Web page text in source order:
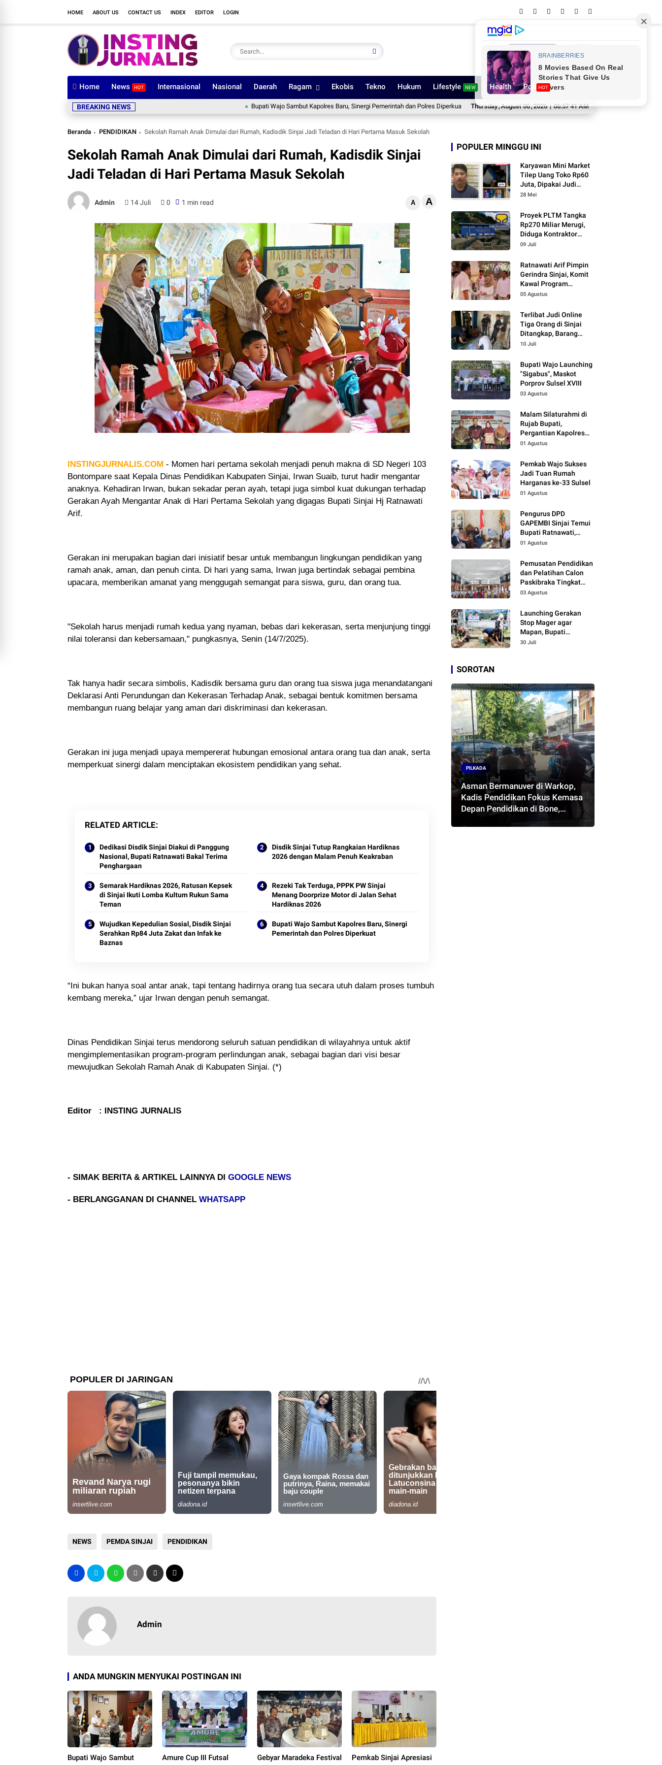
HOME ABOUT US CONTACT US INDEX EDITOR LOGIN
Network
Home News HOT Internasional Nasional Daerah Ragam Ekobis Tekno Hukum Lifestyle NEW Health Poll HOT
Thursday,August 06,2026|06:57 42 AM
BREAKING NEWS Bupati Wajo Sambut Kapolres Baru, Sinergi Pemerintah dan Polres Diperkuat Amure Cup III Futsal Competition 2026 Bergulir, Pemkab Sinjai Dukung
Beranda PENDIDIKAN Sekolah Ramah Anak Dimulai dari Rumah, Kadisdik Sinjai Jadi Teladan di Hari Pertama Masuk Sekolah
Sekolah Ramah Anak Dimulai dari Rumah, Kadisdik Sinjai
Jadi Teladan di Hari Pertama Masuk Sekolah
Admin 14 Juli 0 1 min read A A
INSTINGJURNALIS.COM - Momen hari pertama sekolah menjadi penuh makna di SD Negeri 103
Bontompare saat Kepala Dinas Pendidikan Kabupaten Sinjai, Irwan Suaib, turut hadir mengantar
anaknya. Kehadiran Irwan, bukan sekadar peran ayah, tetapi juga simbol kuat dukungan terhadap
Gerakan Ayah Mengantar Anak di Hari Pertama Sekolah yang digagas Bupati Sinjai Hj Ratnawati
Arif.
Gerakan ini merupakan bagian dari inisiatif besar untuk membangun lingkungan pendidikan yang
ramah anak, aman, dan penuh cinta. Di hari yang sama, Irwan juga bertindak sebagai pembina
upacara, memberikan amanat yang menggugah semangat para siswa, guru, dan orang tua.
"Sekolah harus menjadi rumah kedua yang nyaman, bebas dari kekerasan, serta menjunjung tinggi
nilai toleransi dan kebersamaan," pungkasnya, Senin (14/7/2025).
Tak hanya hadir secara simbolis, Kadisdik bersama guru dan orang tua siswa juga menandatangani
Deklarasi Anti Perundungan dan Kekerasan Terhadap Anak, sebagai bentuk komitmen bersama
membangun ruang belajar yang aman dari diskriminasi dan kekerasan.
Gerakan ini juga menjadi upaya mempererat hubungan emosional antara orang tua dan anak, serta
memperkuat sinergi dalam menciptakan ekosistem pendidikan yang sehat.
RELATED ARTICLE
Dedikasi Disdik Sinjai Diakui di Panggung
Nasional, Bupati Ratnawati Bakal Terima
Penghargaan
Disdik Sinjai Tutup Rangkaian Hardiknas
2026 dengan Malam Penuh Keakraban
Semarak Hardiknas 2026, Ratusan Kepsek
di Sinjai Ikuti Lomba Kultum Rukun Sama
Rezeki Tak Terduga, PPPK PW Sinjai
Menang Doorprize Motor di Jalan Sehat
Hardiknas 2026
Wujudkan Kepedulian Sosial, Disdik Sinjai
Serahkan Rp84 Juta Zakat dan Infak ke
Baznas
Bupati Wajo Sambut Kapolres Baru, Sinergi
Pemerintah dan Polres Diperkuat
“Ini bukan hanya soal antar anak, tapi tentang hadirnya orang tua secara utuh dalam proses tumbuh
kembang mereka,” ujar Irwan dengan penuh semangat.
Dinas Pendidikan Sinjai terus mendorong seluruh satuan pendidikan di wilayahnya untuk aktif
mengimplementasikan program-program perlindungan anak, sebagai bagian dari visi besar
mewujudkan Sekolah Ramah Anak di Kabupaten Sinjai. (*)
Editor : INSTING JURNALIS
- SIMAK BERITA & ARTIKEL LAINNYA DI GOOGLE NEWS
- BERLANGGANAN DI CHANNEL WHATSAPP
NEWS PEMDA SINJAI PENDIDIKAN
Admin
ANDA MUNGKIN MENYUKAI POSTINGAN INI
Bupati Wajo Sambut
Amure Cup III Futsal
Gebyar Maradeka Festival
Pemkab Sinjai Apresiasi
POPULER MINGGU INI
Karyawan Mini Market
Tilep Uang Toko Rp60
Juta, Dipakai Judi
Online
28 Mei
Proyek PLTM Tangka
Rp270 Miliar Merugi,
Diduga Kontraktor
Tidak Profesional,
09 Juli
Ratnawati Arif Pimpin
Gerindra Sinjai, Komit
Kawal Program
Prabowo
05 Agustus
Terlibat Judi Online
Tiga Orang di Sinjai
Ditangkap, Barang
Bukti Kupon Putih
10 Juli
Bupati Wajo Launching
"Sigabus", Maskot
Porprov Sulsel XVIII
03 Agustus
Malam Silaturahmi di
Rujab Bupati,
Pergantian Kapolres
Wajo Jadi Momentum
01 Agustus
Pemkab Wajo Sukses
Jadi Tuan Rumah
Harganas ke-33 Sulsel
01 Agustus
Pengurus DPD
GAPEMBI Sinjai Temui
Bupati Ratnawati,
Bahas Sinergitas
01 Agustus
Pemusatan Pendidikan
dan Pelatihan Calon
Paskibraka Tingkat
Kabupaten Tahun 2026
03 Agustus
Launching Gerakan
Stop Mager agar
Mapan, Bupati
Ratnawati Dorong
30 Juli
SOROTAN
PILKADA
Asman Bermanuver di Warkop,
Kadis Pendidikan Fokus Kemasa
Depan Pendidikan di Bone,
Akankah Terwujud Pasangan